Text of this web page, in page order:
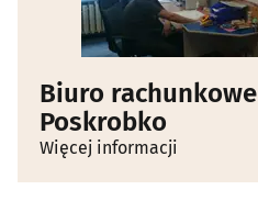
Biuro
Poskrobko
Więcej informacji